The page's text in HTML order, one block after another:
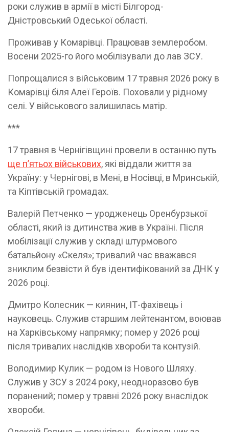
роки служив в армії в місті Білгород-
Дністровський Одеської області.
Проживав у Комарівці. Працював землеробом.
Восени 2025-го його мобілізували до лав ЗСУ.
Попрощалися з військовим 17 травня 2026 року в
Комарівці біля Алеї Героїв. Поховали у рідному
селі. У військового залишилась матір.
***
17 травня в Чернігівщині провели в останню путь
ще пʼятьох військових, які віддали життя за
Україну: у Чернігові, в Мені, в Носівці, в Мринській,
та Кіптівській громадах.
Валерій Петченко — уродженець Оренбурзької
області, який із дитинства жив в Україні. Після
мобілізації служив у складі штурмового
батальйону «Скеля»; тривалий час вважався
зниклим безвісти й був ідентифікований за ДНК у
2026 році.
Дмитро Колесник — киянин, ІТ-фахівець і
науковець. Служив старшим лейтенантом, воював
на Харківському напрямку; помер у 2026 році
після тривалих наслідків хвороби та контузій.
Володимир Кулик — родом із Нового Шляху.
Служив у ЗСУ з 2024 року, неодноразово був
поранений; помер у травні 2026 року внаслідок
хвороби.